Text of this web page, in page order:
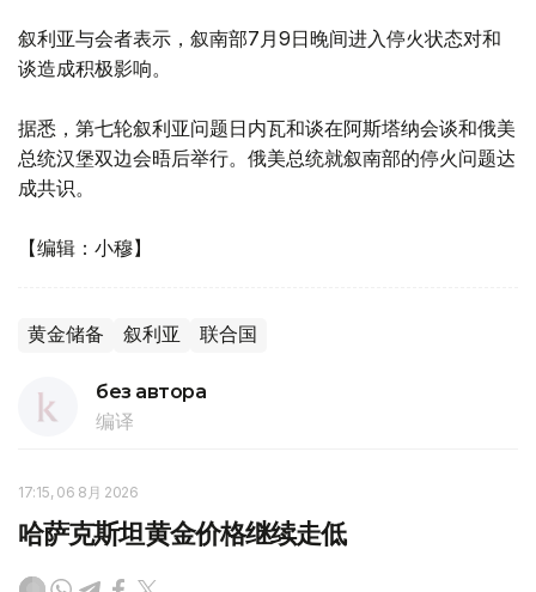
叙利亚与会者表示，叙南部7月9日晚间进入停火状态对和
谈造成积极影响。
据悉，第七轮叙利亚问题日内瓦和谈在阿斯塔纳会谈和俄美
总统汉堡双边会晤后举行。俄美总统就叙南部的停火问题达
成共识。
【编辑：小穆】
黄金储备 叙利亚 联合国
без автора
编译
17:15, 06 8月 2026
哈萨克斯坦黄金价格继续走低